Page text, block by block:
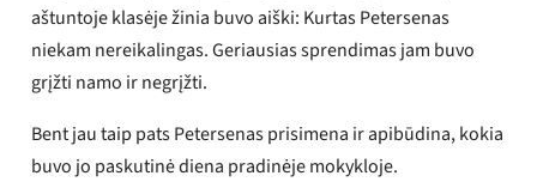
aštuntoje klasėje žinia buvo aiški: Kurtas Petersenas
niekam nereikalingas. Geriausias sprendimas jam buvo
grįžti namo ir negrįžti.
Bent jau taip pats Petersenas prisimena ir apibūdina, kokia
buvo jo paskutinė diena pradinėje mokykloje.